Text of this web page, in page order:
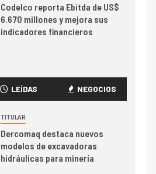
Codelco reporta Ebitda de US$
6.670 millones y mejora sus
indicadores financieros
camión 100% eléctrico para
transportar cátodos al Puerto
Producción minera en mayo de
LEÍDAS NEGOCIOS
TITULAR
Dercomaq destaca nuevos
modelos de excavadoras
hidráulicas para minería